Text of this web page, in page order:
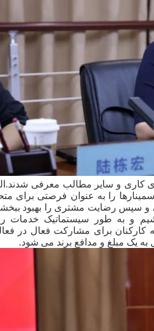
کاری و سایر مطالب معرفی
سمینارها را به عنوان فرصتی برای
و سپس رضایت مشتری را بهبود
و به طور سیستماتیک خدمات را
برای مشارکت فعال در
به یک مبلغ و مدافع برند می شود.